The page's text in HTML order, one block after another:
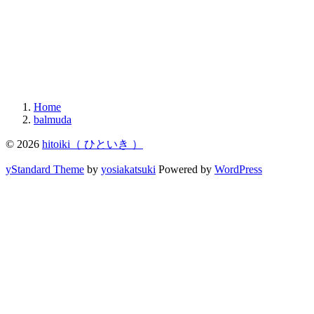
Home
balmuda
© 2026 hitoiki（ ひといき ）
yStandard Theme by yosiakatsuki Powered by WordPress